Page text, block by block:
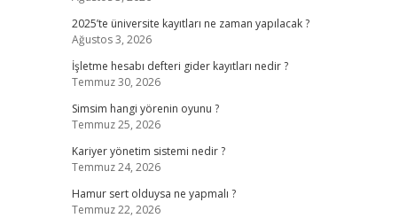
2025’te üniversite kayıtları ne zaman yapılacak ?
Ağustos 3, 2026
İşletme hesabı defteri gider kayıtları nedir ?
Temmuz 30, 2026
Simsim hangi yörenin oyunu ?
Temmuz 25, 2026
Kariyer yönetim sistemi nedir ?
Temmuz 24, 2026
Hamur sert olduysa ne yapmalı ?
Temmuz 22, 2026